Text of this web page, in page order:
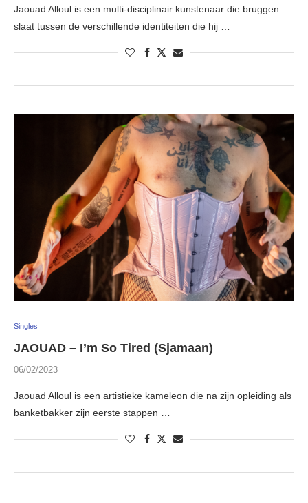
Jaouad Alloul is een multi-disciplinair kunstenaar die bruggen
slaat tussen de verschillende identiteiten die hij …
Singles
JAOUAD – I’m So Tired (Sjamaan)
06/02/2023
Jaouad Alloul is een artistieke kameleon die na zijn opleiding als
banketbakker zijn eerste stappen …